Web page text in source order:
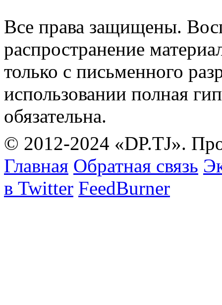
Все права защищены.
распространение
только с письменного
использовании полная
обязательна.
© 2012-2024 «DP.TJ».
Главная Обратная связь
в Twitter FeedBurner